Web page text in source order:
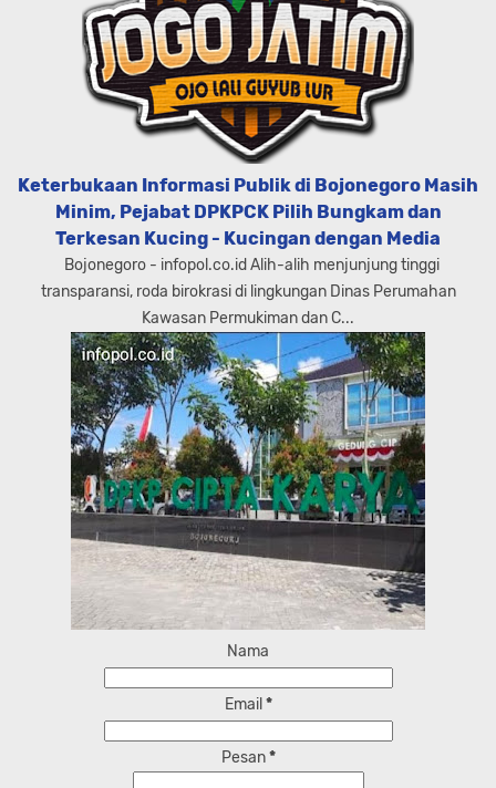
Keterbukaan Informasi Publik di Bojonegoro Masih
Minim, Pejabat DPKPCK Pilih Bungkam dan
Terkesan Kucing - Kucingan dengan Media
Bojonegoro - infopol.co.id Alih-alih menjunjung tinggi
transparansi, roda birokrasi di lingkungan Dinas Perumahan
Kawasan Permukiman dan C...
Nama
Email *
Pesan*